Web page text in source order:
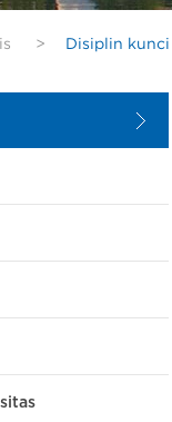
> Disiplin kunci